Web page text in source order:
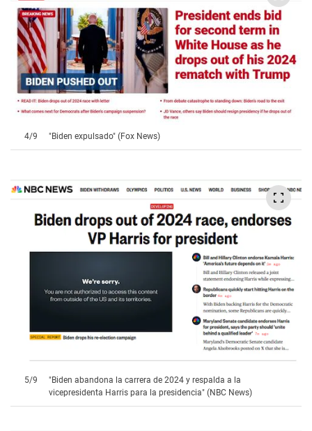
4/9 "Biden expulsado" (Fox News)
5/9
"Biden abandona la carrera de 2024 y respalda a la
vicepresidenta Harris para la presidencia" (NBC News)